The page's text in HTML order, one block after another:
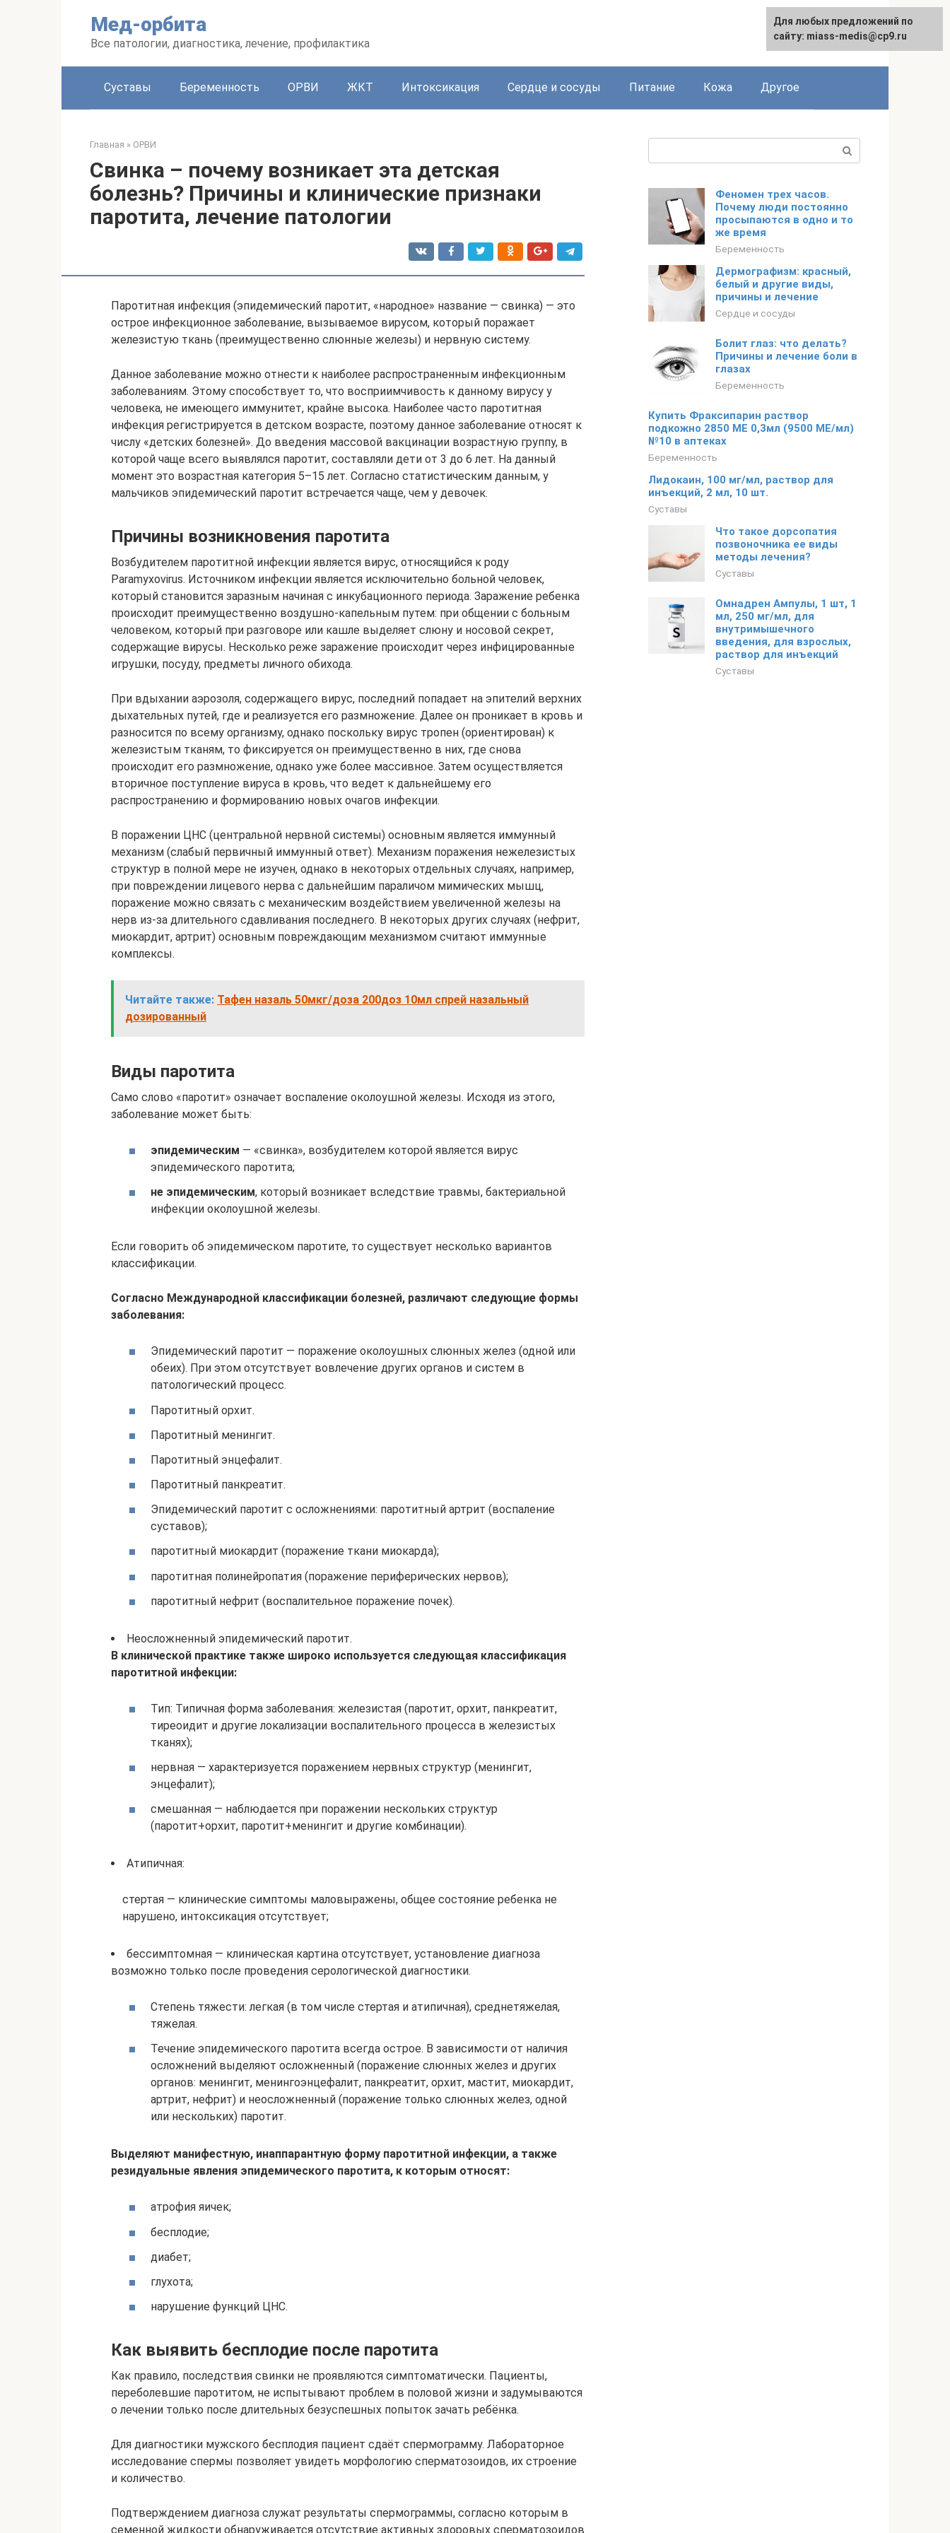
Мед-орбита
Все патологии, диагностика, лечение, профилактика
Суставы Беременность ОРВИ ЖКТ Интоксикация Сердце и сосуды Питание Кожа Другое
Главная » ОРВИ
Свинка – почему возникает эта детская
болезнь? Причины и клинические признаки
паротита, лечение патологии
Паротитная инфекция (эпидемический паротит, «народное» название — свинка) — это
острое инфекционное заболевание, вызываемое вирусом, который поражает
железистую ткань (преимущественно слюнные железы) и нервную систему.
Данное заболевание можно отнести к наиболее распространенным инфекционным
заболеваниям. Этому способствует то, что восприимчивость к данному вирусу у
человека, не имеющего иммунитет, крайне высока. Наиболее часто паротитная
инфекция регистрируется в детском возрасте, поэтому данное заболевание относят к
числу «детских болезней». До введения массовой вакцинации возрастную группу, в
которой чаще всего выявлялся паротит, составляли дети от 3 до 6 лет. На данный
момент это возрастная категория 5–15 лет. Согласно статистическим данным, у
мальчиков эпидемический паротит встречается чаще, чем у девочек.
Причины возникновения паротита
Возбудителем паротитной инфекции является вирус, относящийся к роду
Paramyxovirus. Источником инфекции является исключительно больной человек,
который становится заразным начиная с инкубационного периода. Заражение ребенка
происходит преимущественно воздушно-капельным путем: при общении с больным
человеком, который при разговоре или кашле выделяет слюну и носовой секрет,
содержащие вирусы. Несколько реже заражение происходит через инфицированные
игрушки, посуду, предметы личного обихода.
При вдыхании аэрозоля, содержащего вирус, последний попадает на эпителий верхних
дыхательных путей, где и реализуется его размножение. Далее он проникает в кровь и
разносится по всему организму, однако поскольку вирус тропен (ориентирован) к
железистым тканям, то фиксируется он преимущественно в них, где снова
происходит его размножение, однако уже более массивное. Затем осуществляется
вторичное поступление вируса в кровь, что ведет к дальнейшему его
распространению и формированию новых очагов инфекции.
В поражении ЦНС (центральной нервной системы) основным является иммунный
механизм (слабый первичный иммунный ответ). Механизм поражения нежелезистых
структур в полной мере не изучен, однако в некоторых отдельных случаях, например,
при повреждении лицевого нерва с дальнейшим параличом мимических мышц,
поражение можно связать с механическим воздействием увеличенной железы на
нерв из-за длительного сдавливания последнего. В некоторых других случаях (нефрит,
миокардит, артрит) основным повреждающим механизмом считают иммунные
комплексы.
Читайте также: Тафен назаль 50мкг/доза 200доз 10мл спрей назальный
дозированный
Виды паротита
Само слово «паротит» означает воспаление околоушной железы. Исходя из этого,
заболевание может быть:
эпидемическим — «свинка», возбудителем которой является вирус
эпидемического паротита;
не эпидемическим, который возникает вследствие травмы, бактериальной
инфекции околоушной железы.
Если говорить об эпидемическом паротите, то существует несколько вариантов
классификации.
Согласно Международной классификации болезней, различают следующие формы
заболевания:
Эпидемический паротит — поражение околоушных слюнных желез (одной или
обеих). При этом отсутствует вовлечение других органов и систем в
патологический процесс.
Паротитный орхит.
Паротитный менингит.
Паротитный энцефалит.
Паротитный панкреатит.
Эпидемический паротит с осложнениями: паротитный артрит (воспаление
суставов);
паротитный миокардит (поражение ткани миокарда);
паротитная полинейропатия (поражение периферических нервов);
паротитный нефрит (воспалительное поражение почек).
Неосложненный эпидемический паротит.
В клинической практике также широко используется следующая классификация
паротитной инфекции:
Тип: Типичная форма заболевания: железистая (паротит, орхит, панкреатит,
тиреоидит и другие локализации воспалительного процесса в железистых
тканях);
нервная — характеризуется поражением нервных структур (менингит,
энцефалит);
смешанная — наблюдается при поражении нескольких структур
(паротит+орхит, паротит+менингит и другие комбинации).
Атипичная:
стертая — клинические симптомы маловыражены, общее состояние ребенка не
нарушено, интоксикация отсутствует;
бессимптомная — клиническая картина отсутствует, установление диагноза
возможно только после проведения серологической диагностики.
Степень тяжести: легкая (в том числе стертая и атипичная), среднетяжелая,
тяжелая.
Течение эпидемического паротита всегда острое. В зависимости от наличия
осложнений выделяют осложненный (поражение слюнных желез и других
органов: менингит, менингоэнцефалит, панкреатит, орхит, мастит, миокардит,
артрит, нефрит) и неосложненный (поражение только слюнных желез, одной
или нескольких) паротит.
Выделяют манифестную, инаппарантную форму паротитной инфекции, а также
резидуальные явления эпидемического паротита, к которым относят:
атрофия яичек;
бесплодие;
диабет;
глухота;
нарушение функций ЦНС.
Как выявить бесплодие после паротита
Как правило, последствия свинки не проявляются симптоматически. Пациенты,
переболевшие паротитом, не испытывают проблем в половой жизни и задумываются
о лечении только после длительных безуспешных попыток зачать ребёнка.
Для диагностики мужского бесплодия пациент сдаёт спермограмму. Лабораторное
исследование спермы позволяет увидеть морфологию сперматозоидов, их строение
и количество.
Подтверждением диагноза служат результаты спермограммы, согласно которым в
семенной жидкости обнаруживается отсутствие активных здоровых сперматозоидов
Феномен трех часов.
Почему люди постоянно
просыпаются в одно и то
же время
Беременность
Дермографизм: красный,
белый и другие виды,
причины и лечение
Сердце и сосуды
Болит глаз: что делать?
Причины и лечение боли в
глазах
Беременность
Купить Фраксипарин раствор
подкожно 2850 МЕ 0,3мл (9500 МЕ/мл)
№10 в аптеках
Беременность
Лидокаин, 100 мг/мл, раствор для
инъекций, 2 мл, 10 шт.
Суставы
Что такое дорсопатия
позвоночника ее виды
методы лечения?
Суставы
Омнадрен Ампулы, 1 шт, 1
мл, 250 мг/мл, для
внутримышечного
введения, для взрослых,
раствор для инъекций
Суставы
Для любых предложений по
сайту: miass-medis@cp9.ru